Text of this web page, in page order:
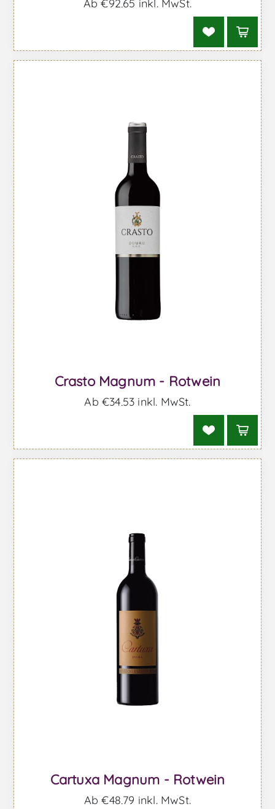
Ab €92,65 inkl. MwSt.
Crasto Magnum - Rotwein
Ab €34,53 inkl. MwSt.
Cartuxa Magnum - Rotwein
Ab €48,79 inkl. MwSt.